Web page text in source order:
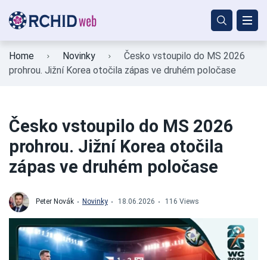
Home Novinky
Česko vstoupilo do MS 2026
prohrou. Jižní Korea otočila zápas ve druhém poločase
Česko vstoupilo do MS 2026
prohrou. Jižní Korea otočila
zápas ve druhém poločase
Peter Novák Novinky 18.06.2026 116 Views